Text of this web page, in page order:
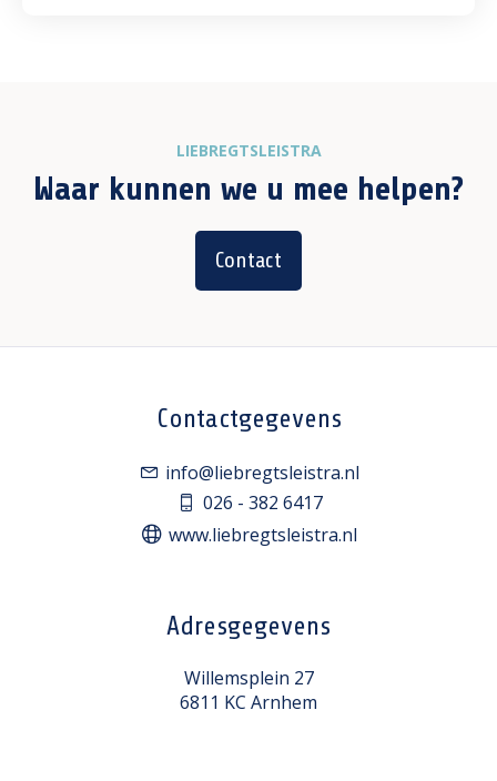
LIEBREGTSLEISTRA
Waar kunnen we u mee helpen?
Contact
Contactgegevens
info@liebregtsleistra.nl
026 - 382 6417
www.liebregtsleistra.nl
Adresgegevens
Willemsplein 27
6811 KC Arnhem